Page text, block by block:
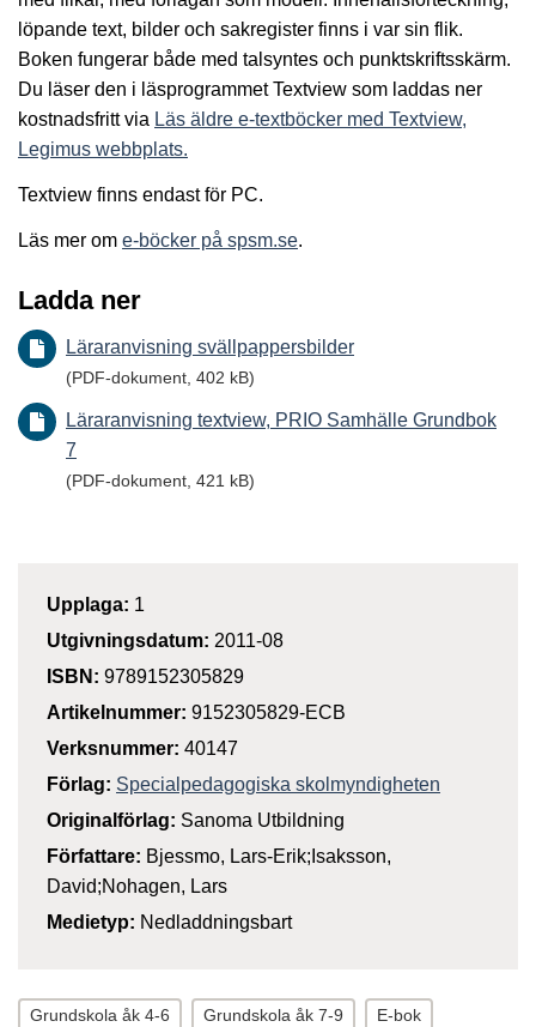
löpande text, bilder och sakregister finns i var sin flik.
Boken fungerar både med talsyntes och punktskriftsskärm.
Du läser den i läsprogrammet Textview som laddas ner
kostnadsfritt via Läs äldre e-textböcker med Textview,
Legimus webbplats.
Textview finns endast för PC.
Läs mer om e-böcker på spsm.se.
Ladda ner
Läraranvisning svällpappersbilder
(PDF-dokument, 402 kB)
Läraranvisning textview, PRIO Samhälle Grundbok
7
(PDF-dokument, 421 kB)
Upplaga: 1
Utgivningsdatum: 2011-08
ISBN: 9789152305829
Artikelnummer: 9152305829-ECB
Verksnummer: 40147
Förlag: Specialpedagogiska skolmyndigheten
Originalförlag: Sanoma Utbildning
Författare: Bjessmo, Lars-Erik;Isaksson,
David;Nohagen, Lars
Medietyp: Nedladdningsbart
Grundskola åk 4-6 Grundskola åk 7-9 E-bok